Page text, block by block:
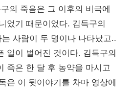
의 죽음은 그 이후의 비극에
었기 때문이었다. 김득구의
사람이 두 명이나 나타났고..
일이 벌어진 것이다. 김득구의
죽은 한 달 후 농약을 마시고
은 이 뒷이야기를 차마 영상에